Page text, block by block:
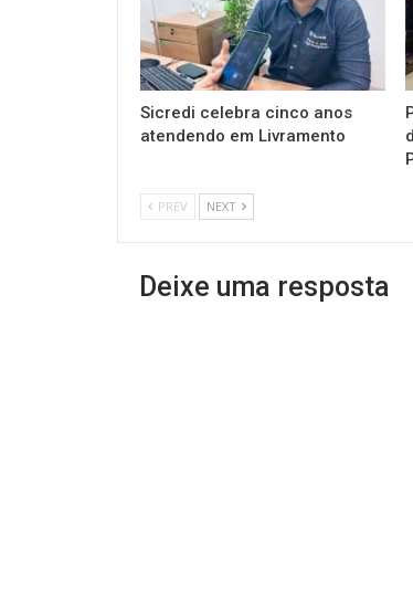
Sicredi celebra cinco anos
atendendo em Livramento
PREV NEXT
Deixe uma resposta